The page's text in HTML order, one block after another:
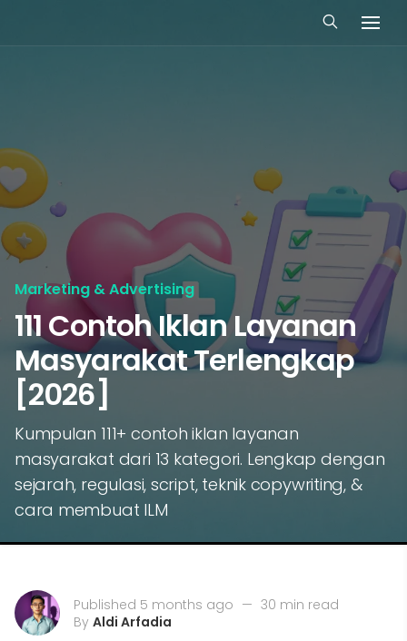
Marketing & Advertising
111 Contoh Iklan Layanan
Masyarakat Terlengkap
[2026]
Kumpulan 111+ contoh iklan layanan
masyarakat dari 13 kategori. Lengkap dengan
sejarah, regulasi, script, teknik copywriting, &
cara membuat ILM
Published 5 months ago — 30 min read
By Aldi Arfadia